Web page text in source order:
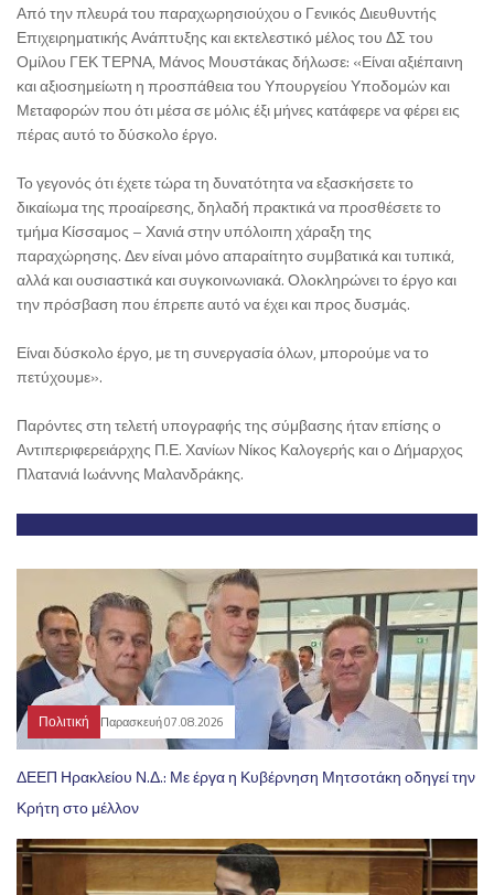
Από την πλευρά του παραχωρησιούχου ο Γενικός Διευθυντής
Επιχειρηματικής Ανάπτυξης και εκτελεστικό μέλος του ΔΣ του
Ομίλου ΓΕΚ ΤΕΡΝΑ, Μάνος Μουστάκας δήλωσε: «Είναι αξιέπαινη
και αξιοσημείωτη η προσπάθεια του Υπουργείου Υποδομών και
Μεταφορών που ότι μέσα σε μόλις έξι μήνες κατάφερε να φέρει εις
πέρας αυτό το δύσκολο έργο.
Το γεγονός ότι έχετε τώρα τη δυνατότητα να εξασκήσετε το
δικαίωμα της προαίρεσης, δηλαδή πρακτικά να προσθέσετε το
τμήμα Κίσσαμος – Χανιά στην υπόλοιπη χάραξη της
παραχώρησης. Δεν είναι μόνο απαραίτητο συμβατικά και τυπικά,
αλλά και ουσιαστικά και συγκοινωνιακά. Ολοκληρώνει το έργο και
την πρόσβαση που έπρεπε αυτό να έχει και προς δυσμάς.
Είναι δύσκολο έργο, με τη συνεργασία όλων, μπορούμε να το
πετύχουμε».
Παρόντες στη τελετή υπογραφής της σύμβασης ήταν επίσης ο
Αντιπεριφερειάρχης Π.Ε. Χανίων Νίκος Καλογερής και ο Δήμαρχος
Πλατανιά Ιωάννης Μαλανδράκης.
Πολιτική Παρασκευή 07.08.2026
ΔΕΕΠ Ηρακλείου Ν.Δ.: Με έργα η Κυβέρνηση Μητσοτάκη οδηγεί την
Κρήτη στο μέλλον